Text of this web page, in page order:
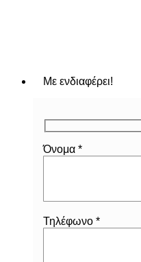
Με ενδιαφέρει!
Όνομα *
Τηλέφωνο *